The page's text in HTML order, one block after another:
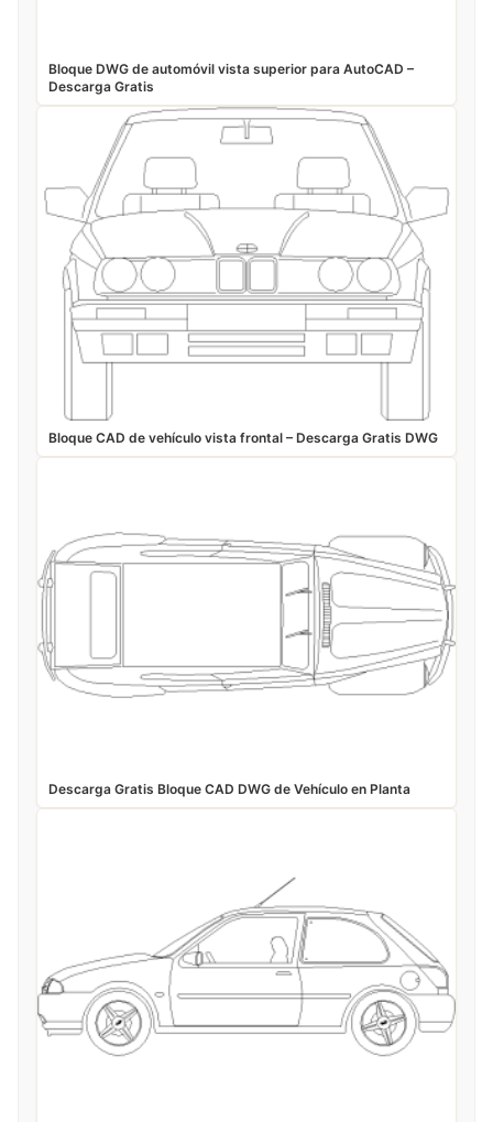
Bloque DWG de automóvil vista superior para AutoCAD –
Descarga Gratis
Bloque CAD de vehículo vista frontal – Descarga Gratis DWG
Descarga Gratis Bloque CAD DWG de Vehículo en Planta